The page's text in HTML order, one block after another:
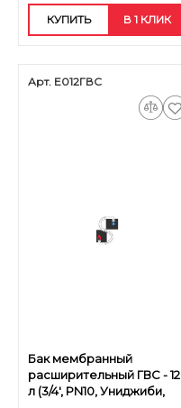
КУПИТЬ В 1 КЛИК
Арт. Е012ГВС
Бак мембранный
расширительный ГВС - 12
л (3/4', PN10, Униджиби,